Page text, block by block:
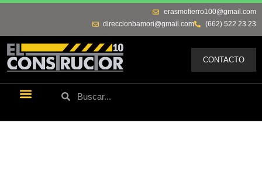
(662) 522 23 23
direccionbamori@gmail.com
erasmofierro100@gmail.com
CONTACTO